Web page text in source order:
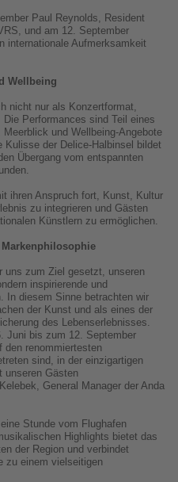
Paul Reynolds, Resident
und am 12. September
internationale Aufmerksamkeit
Wellbeing
nicht nur als Konzertformat,
Performances sind Teil eines
und Wellbeing-Angebote
Kulisse der Delice-Halbinsel bildet
Übergang vom entspannten
ihren Anspruch fort, Kunst, Kultur
zu integrieren und Gästen
Künstlern zu ermöglichen.
uns zum Ziel gesetzt, unseren
inspirierende und
In diesem Sinne betrachten wir
der Kunst und als eines der
des Lebenserlebnisses.
Juni bis zum 12. September
den renommiertesten
sind, in der einzigartigen
unseren Gästen
General Manager der Anda
Stunde vom Flughafen
Highlights bietet das
der Region und verbindet
zu einem vielseitigen